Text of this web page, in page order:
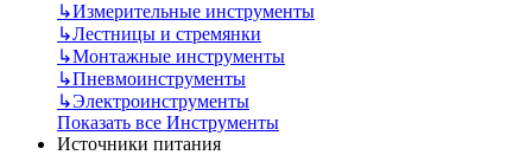
↳Измерительные инструменты
↳Лестницы и стремянки
↳Монтажные инструменты
↳Пневмоинструменты
↳Электроинструменты
Показать все Инструменты
Источники питания